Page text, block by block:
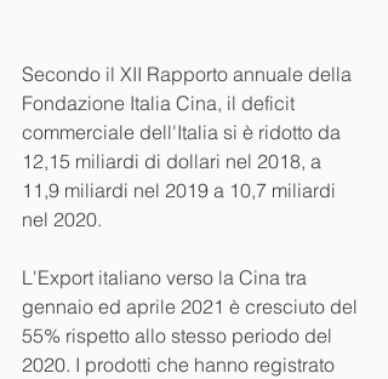
Secondo il XII Rapporto annuale della
Fondazione Italia Cina, il deficit
commerciale dell'Italia si è ridotto da
12,15 miliardi di dollari nel 2018, a
11,9 miliardi nel 2019 a 10,7 miliardi
nel 2020.
L'Export italiano verso la Cina tra
gennaio ed aprile 2021 è cresciuto del
55% rispetto allo stesso periodo del
2020. I prodotti che hanno registrato